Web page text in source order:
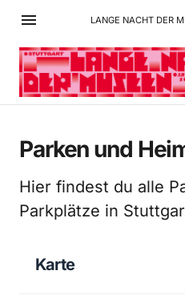
LANGE NACHT DER
Parken und
Hier findest du alle
Parkplätze in
Karte